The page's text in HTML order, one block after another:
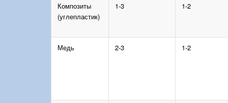
Композиты
(углепластик)
1-3 1-2
Медь 2-3 1-2